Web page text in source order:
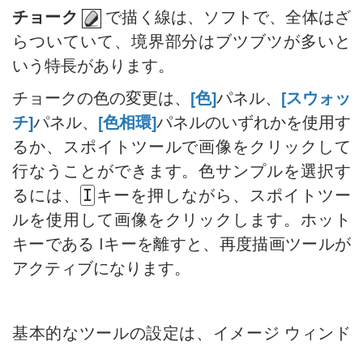
白黒による調整
しきい値による調整
反転による調整
色相/彩度の調整
明るさ/コントラストの調整
カーブでの調整
レベル補正
画像のサイズ変更
ニューラル フィルター (AI)
インストール方法 (Win)
インストール方法 (Mac)
手のひらツール
ズームツール
プリセット
バレンタインデーカード
ポップアートの人物画
ポラロイド写真のコラージュ
本棚:デスクトップの壁紙作成
モザイク効果
水滴
輪郭線の効果
ビンテージ写真の効果
古い写真の効果
ぼけ味効果
階調の調整
目の色を変更する方法
口紅の色を選択
チョーク
で描く線は、ソフトで、全体はざ
らついていて、境界部分はブツブツが多いと
いう特長があります。
チョークの色の変更は、 [色]パネル、 [スウォッ
チ]パネル、 [色相環]パネルのいずれかを使用す
るか、スポイトツールで画像をクリックして
行なうことができます。色サンプルを選択す
るには、
I キーを押しながら、スポイトツー
ルを使用して画像をクリックします。ホット
キーである Iキーを離すと、再度描画ツールが
アクティブになります。
基本的なツールの設定は、イメージ ウィンド